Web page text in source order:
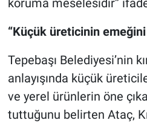
koruma meselesidir”
“Küçük üreticinin emeğini
Tepebaşı Belediyesi’nin
anlayışında küçük
ve yerel ürünlerin öne
tuttuğunu belirten Ataç,